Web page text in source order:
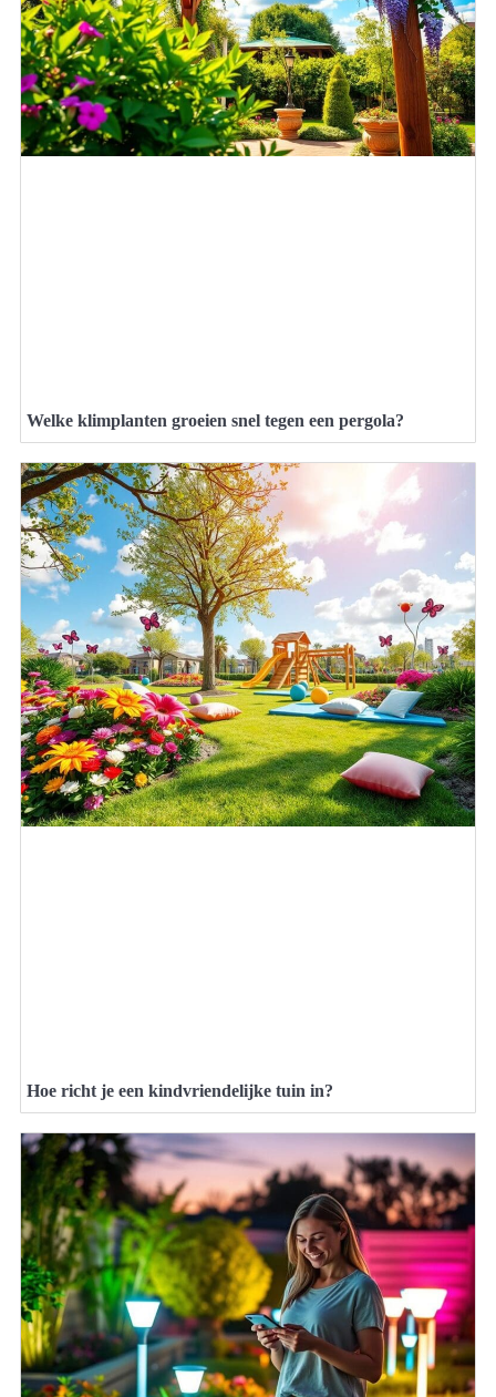
Welke klimplanten groeien snel tegen een pergola?
Hoe richt je een kindvriendelijke tuin in?